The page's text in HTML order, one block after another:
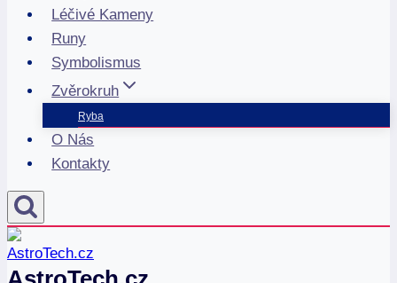
Léčivé Kameny
Runy
Symbolismus
Zvěrokruh
Ryba
O Nás
Kontakty